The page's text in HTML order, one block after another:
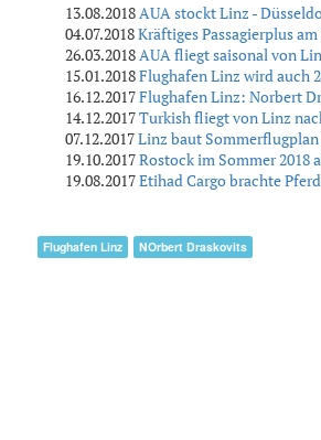
13.08.2018AUA stockt Linz -
04.07.2018Kräftiges Passagierplus
26.03.2018AUA fliegt saisonal von
15.01.2018Flughafen Linz wird auch
16.12.2017Flughafen Linz: Norbert
14.12.2017Turkish fliegt von Linz
07.12.2017Linz baut Sommerflugplan
19.10.2017Rostock im Sommer 2018
19.08.2017Etihad Cargo brachte
Flughafen Linz NOrbert Draskovits